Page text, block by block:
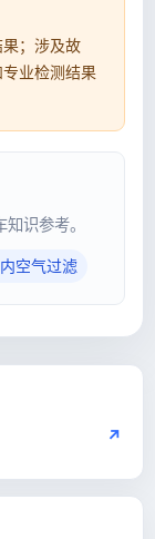
；涉及故
业检测结果
识参考。
空气过滤
↗